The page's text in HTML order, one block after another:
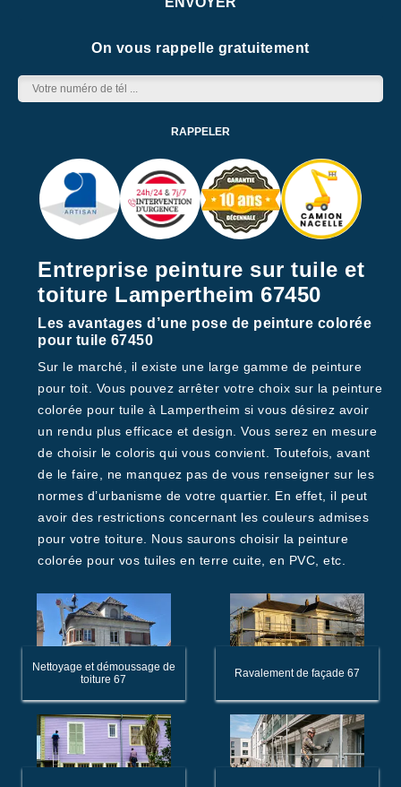
On vous rappelle gratuitement
Entreprise peinture sur tuile et
toiture Lampertheim 67450
Les avantages d’une pose de peinture colorée
pour tuile 67450
Sur le marché, il existe une large gamme de peinture
pour toit. Vous pouvez arrêter votre choix sur la peinture
colorée pour tuile à Lampertheim si vous désirez avoir
un rendu plus efficace et design. Vous serez en mesure
de choisir le coloris qui vous convient. Toutefois, avant
de le faire, ne manquez pas de vous renseigner sur les
normes d’urbanisme de votre quartier. En effet, il peut
avoir des restrictions concernant les couleurs admises
pour votre toiture. Nous saurons choisir la peinture
colorée pour vos tuiles en terre cuite, en PVC, etc.
Nettoyage et démoussage de
toiture 67
Ravalement de façade 67